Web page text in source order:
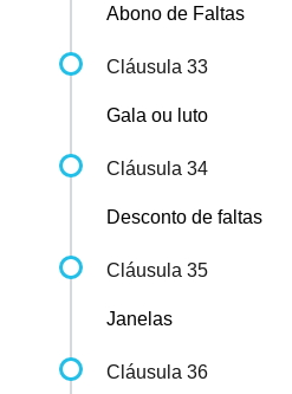
Abono de Faltas
Cláusula 33
Gala ou luto
Cláusula 34
Desconto de faltas
Cláusula 35
Janelas
Cláusula 36